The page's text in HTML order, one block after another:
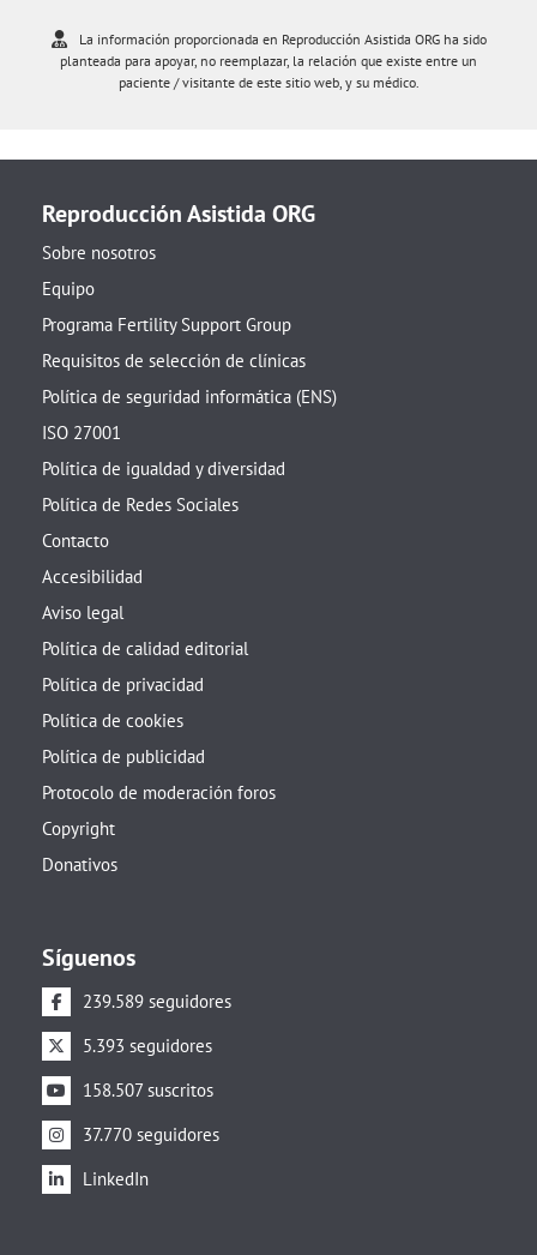
La información proporcionada en Reproducción Asistida ORG ha sido
planteada para apoyar, no reemplazar, la relación que existe entre un
paciente / visitante de este sitio web, y su médico.
Reproducción Asistida ORG
Sobre nosotros
Equipo
Programa Fertility Support Group
Requisitos de selección de clínicas
Política de seguridad informática (ENS)
ISO 27001
Política de igualdad y diversidad
Política de Redes Sociales
Contacto
Accesibilidad
Aviso legal
Política de calidad editorial
Política de privacidad
Política de cookies
Política de publicidad
Protocolo de moderación foros
Copyright
Donativos
Síguenos
239.589 seguidores
5.393 seguidores
158.507 suscritos
37.770 seguidores
LinkedIn